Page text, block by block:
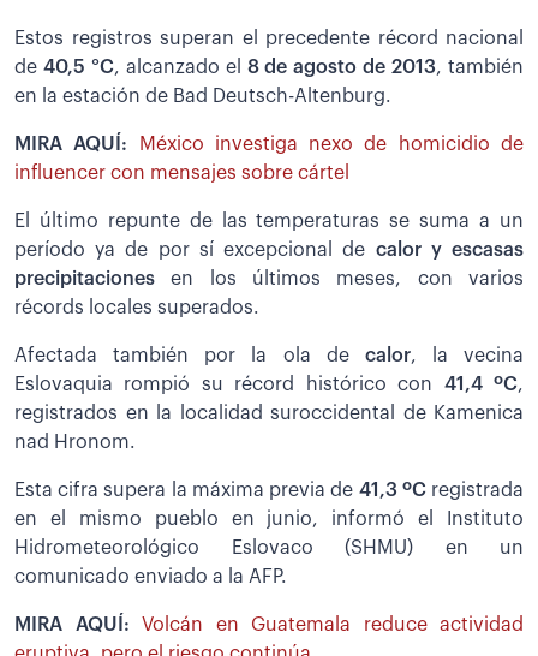
Estos registros superan el precedente récord nacional
de 40,5 °C, alcanzado el 8 de agosto de 2013, también
en la estación de Bad Deutsch-Altenburg.
MIRA AQUÍ: México investiga nexo de homicidio de
influencer con mensajes sobre cártel
El último repunte de las temperaturas se suma a un
período ya de por sí excepcional de calor y escasas
precipitacionesen los últimos meses, con varios
récords locales superados.
Afectada también por la ola de calor, la vecina
Eslovaquia rompió su récord histórico con 41,4 ºC,
registrados en la localidad suroccidental de Kamenica
nad Hronom.
Esta cifra supera la máxima previa de 41,3 ºCregistrada
en el mismo pueblo en junio, informó el Instituto
Hidrometeorológico Eslovaco (SHMU) en un
comunicado enviado a la AFP.
MIRA AQUÍ: Volcán en Guatemala reduce actividad